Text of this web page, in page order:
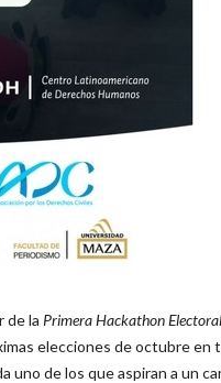
de la Primera Hackathon
elecciones de octubre en
uno de los que aspiran a un